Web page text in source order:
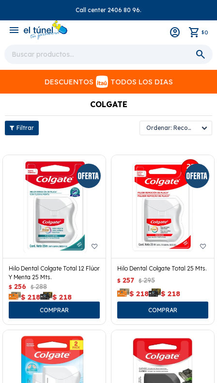
Call center 2406 80 96.
menu $0
DESCUENTOS TODOS LOS DIAS
COLGATE
Recomendados
Hilo Dental Colgate Total 12 Flúor
Y Menta 25 Mts.
$ 256 $ 288
$ 218 $ 218
Hilo Dental Colgate Total 25 Mts.
$ 257 $ 295
$ 218 $ 218
close